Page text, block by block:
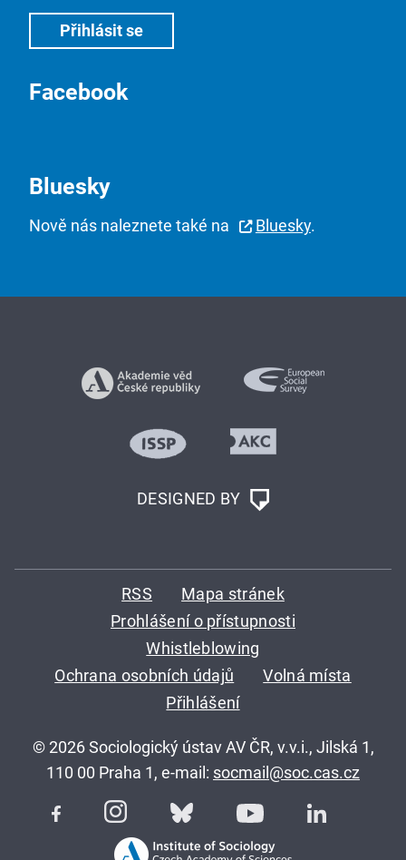
Facebook
Bluesky
Nově nás naleznete také na Bluesky.
DESIGNED BY
RSS
Mapa stránek
Prohlášení o přístupnosti
Whistleblowing
Ochrana osobních údajů
Volná místa
Přihlášení
© 2026 Sociologický ústav AV ČR, v.v.i., Jilská 1,
110 00 Praha 1, e-mail: socmail@soc.cas.cz